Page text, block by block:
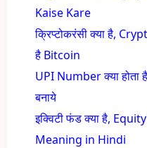
Kaise Kare
क्रिप्टोकरंसी क्या है,
है Bitcoin
UPI Number क्या
बनाये
इक्विटी फंड क्या है,
Meaning in Hindi